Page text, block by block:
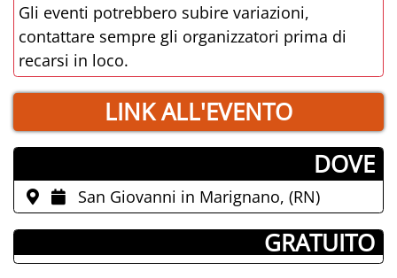
Gli eventi potrebbero subire variazioni,
contattare sempre gli organizzatori prima di
recarsi in loco.
LINK ALL'EVENTO
­DOVE
San Giovanni in Marignano, (RN)
­ GRATUITO